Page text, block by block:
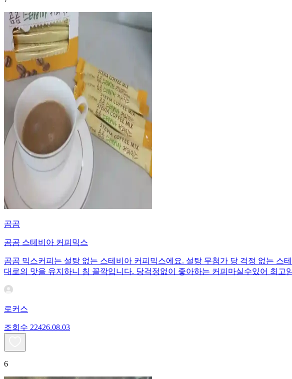
곰곰
곰곰 스테비아 커피믹스
곰곰 믹스커피는 설탕 없는 스테비아 커피믹스에요. 설탕 무첨가 당 걱정 없는 스
대로의 맛을 유지하니 침 꼴깍입니다. 당걱정없이 좋아하는 커피마실수있어 최
로커스
조회수 22426.08.03
6